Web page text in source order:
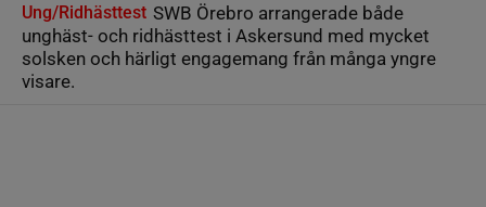
Ung/Ridhästtest SWB Örebro arrangerade både
unghäst- och ridhästtest i Askersund med mycket
solsken och härligt engagemang från många yngre
visare.